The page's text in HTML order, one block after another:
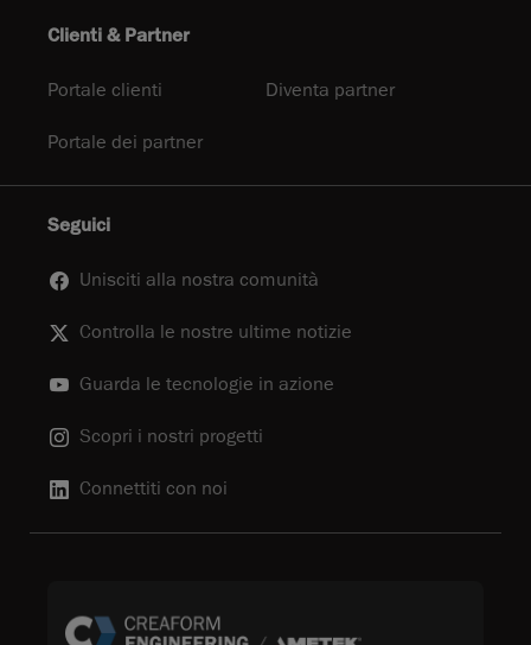
Clienti & Partner
Portale clienti Diventa partner
Portale dei partner
Seguici
Unisciti alla nostra comunità
Controlla le nostre ultime notizie
Guarda le tecnologie in azione
Scopri i nostri progetti
Connettiti con noi